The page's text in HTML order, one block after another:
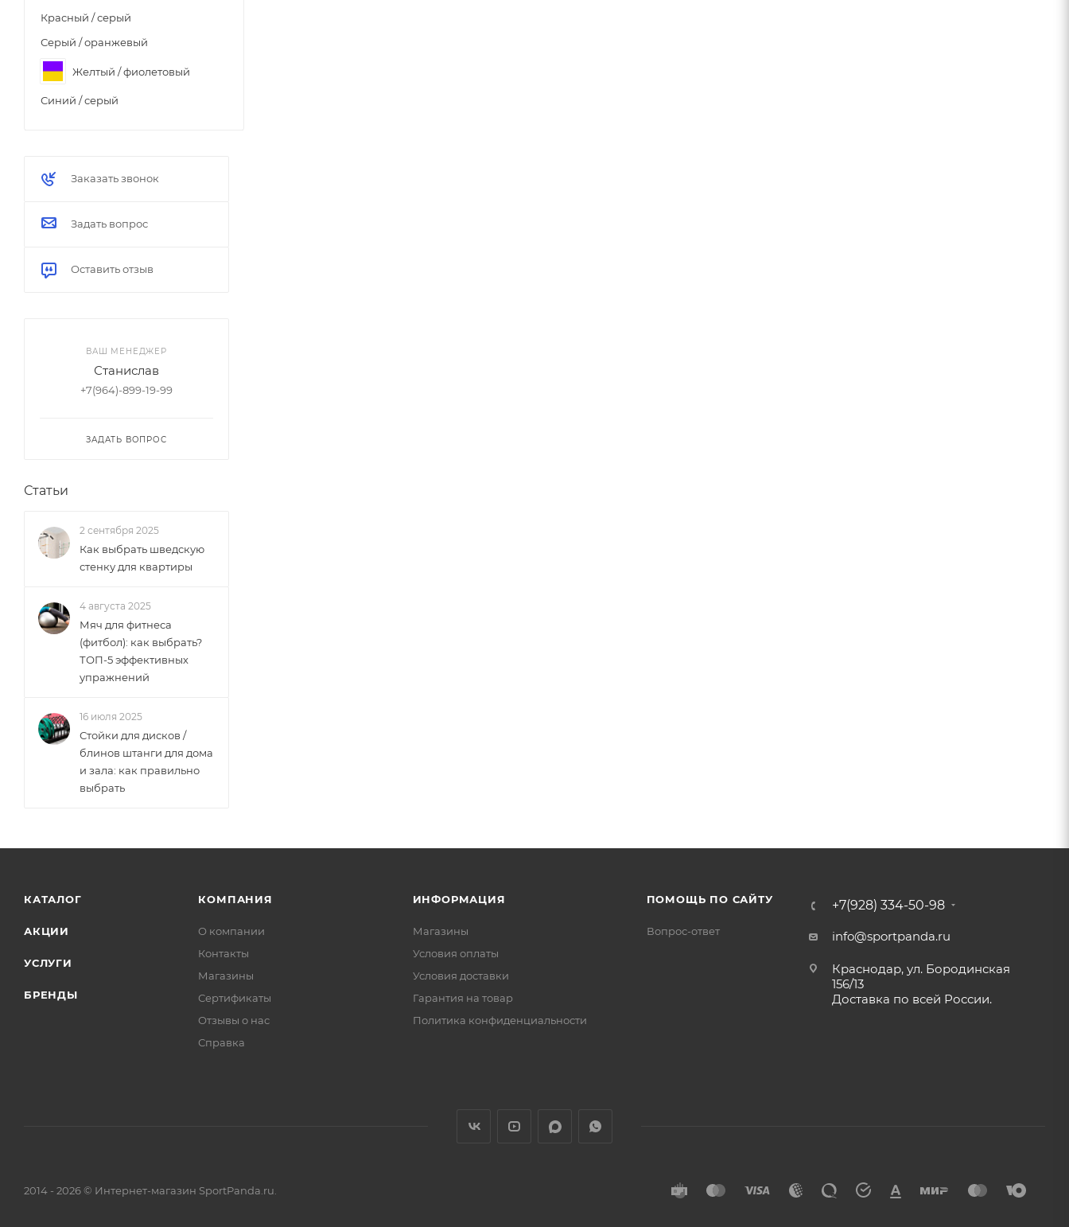
Красный / серый
Серый / оранжевый
Желтый / фиолетовый
Синий / серый
Заказать звонок
Задать вопрос
Оставить отзыв
ВАШ МЕНЕДЖЕР
Станислав
+7(964)-899-19-99
ЗАДАТЬ ВОПРОС
Статьи
2 сентября 2025
Как выбрать шведскую
стенку для квартиры
4 августа 2025
Мяч для фитнеса
(фитбол): как выбрать?
ТОП-5 эффективных
упражнений
16 июля 2025
Стойки для дисков /
блинов штанги для дома
и зала: как правильно
выбрать
КАТАЛОГ
АКЦИИ
УСЛУГИ
БРЕНДЫ
КОМПАНИЯ
О компании
Контакты
Магазины
Сертификаты
Отзывы о нас
Справка
ИНФОРМАЦИЯ
Магазины
Условия оплаты
Условия доставки
Гарантия на товар
Политика конфиденциальности
ПОМОЩЬ ПО САЙТУ
Вопрос-ответ
+7(928) 334-50-98
info@sportpanda.ru
Краснодар, ул. Бородинская
156/13
Доставка по всей России.
2014 - 2026 © Интернет-магазин SportPanda.ru.